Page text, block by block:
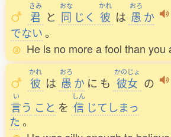
きみ
君 と
おな
同 じく
かれ
彼 は
おろ
愚 か
でない。
He is no more a fool than you
かれ
彼 は
おろ
愚 か に も
かのじょ
彼女 の
い
言う こと を
しん
信 じてしまっ
た。